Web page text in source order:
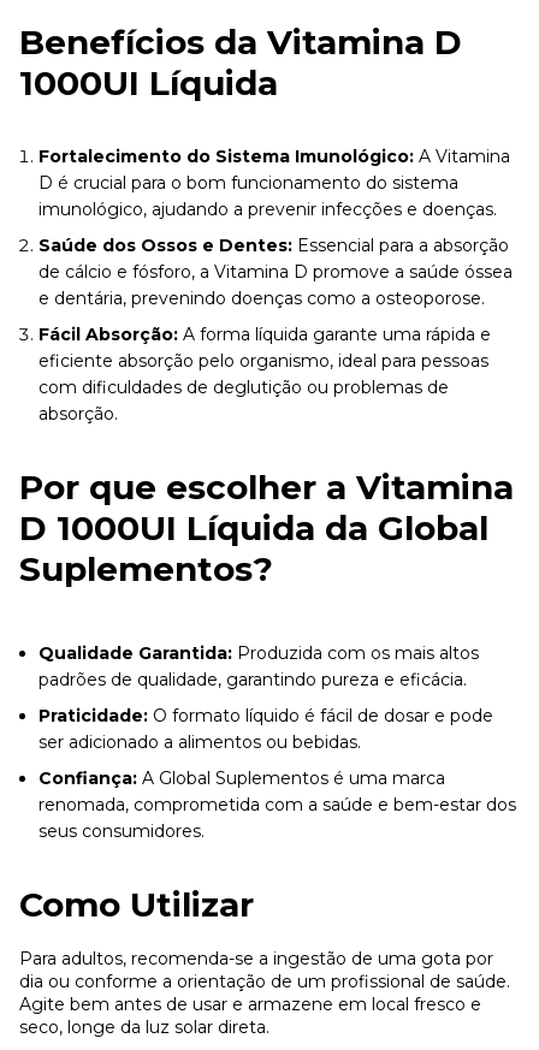
Benefícios da Vitamina D
1000UI Líquida
Fortalecimento do Sistema Imunológico: A Vitamina
D é crucial para o bom funcionamento do sistema
imunológico, ajudando a prevenir infecções e doenças.
Saúde dos Ossos e Dentes: Essencial para a absorção
de cálcio e fósforo, a Vitamina D promove a saúde óssea
e dentária, prevenindo doenças como a osteoporose.
Fácil Absorção: A forma líquida garante uma rápida e
eficiente absorção pelo organismo, ideal para pessoas
com dificuldades de deglutição ou problemas de
absorção.
Por que escolher a Vitamina
D 1000UI Líquida da Global
Suplementos?
Qualidade Garantida: Produzida com os mais altos
padrões de qualidade, garantindo pureza e eficácia.
Praticidade: O formato líquido é fácil de dosar e pode
ser adicionado a alimentos ou bebidas.
Confiança: A Global Suplementos é uma marca
renomada, comprometida com a saúde e bem-estar dos
seus consumidores.
Como Utilizar
Para adultos, recomenda-se a ingestão de uma gota por
dia ou conforme a orientação de um profissional de saúde.
Agite bem antes de usar e armazene em local fresco e
seco, longe da luz solar direta.